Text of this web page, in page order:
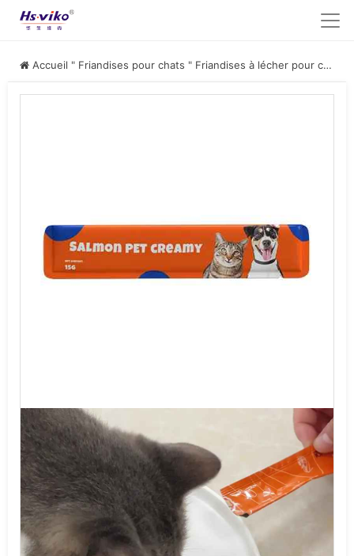
Accueil " Friandises pour chats " Friandises à lécher pour chats